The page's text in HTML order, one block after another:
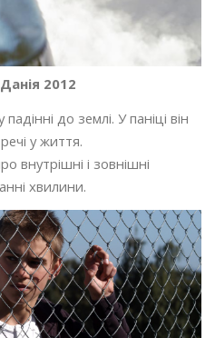
2012
до землі. У паніці він
у життя.
внутрішні і зовнішні
хвилини.